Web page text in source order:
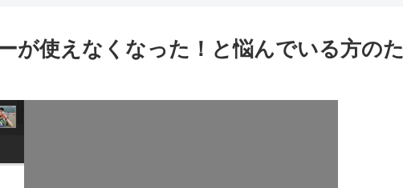
が使えなくなった！と悩んでいる方のた